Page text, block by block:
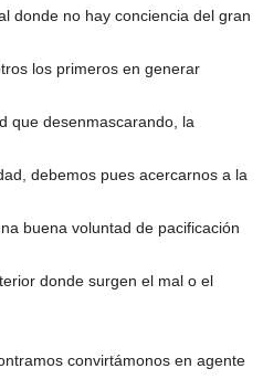
donde no hay conciencia del gran
los primeros en generar
que desenmascarando, la
debemos pues acercarnos a la
buena voluntad de pacificación
donde surgen el mal o el
convirtámonos en agente